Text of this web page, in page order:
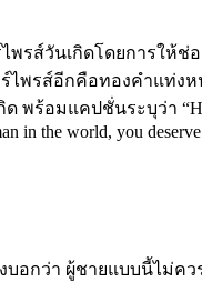
รส์วันเกิดโดยการให้
ไพรส์อีกคือทองคำแท่ง
พร้อมแคปชั่นระบุว่า
in the world, you
อกว่า ผู้ชายแบบนี้ไม่คว